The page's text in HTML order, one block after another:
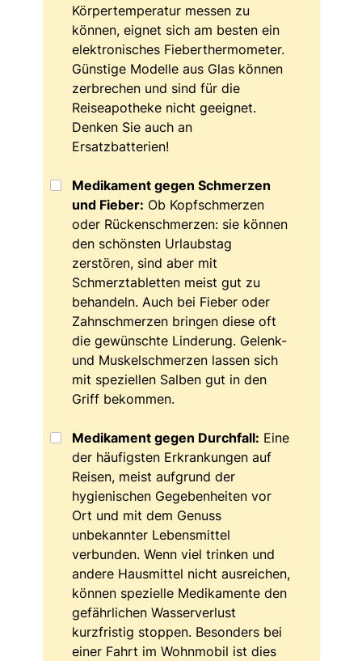
Körpertemperatur messen zu
können, eignet sich am besten ein
elektronisches Fieberthermometer.
Günstige Modelle aus Glas können
zerbrechen und sind für die
Reiseapotheke nicht geeignet.
Denken Sie auch an
Ersatzbatterien!
Medikament gegen Schmerzen
und Fieber: Ob Kopfschmerzen
oder Rückenschmerzen: sie können
den schönsten Urlaubstag
zerstören, sind aber mit
Schmerztabletten meist gut zu
behandeln. Auch bei Fieber oder
Zahnschmerzen bringen diese oft
die gewünschte Linderung. Gelenk-
und Muskelschmerzen lassen sich
mit speziellen Salben gut in den
Griff bekommen.
Medikament gegen Durchfall: Eine
der häufigsten Erkrankungen auf
Reisen, meist aufgrund der
hygienischen Gegebenheiten vor
Ort und mit dem Genuss
unbekannter Lebensmittel
verbunden. Wenn viel trinken und
andere Hausmittel nicht ausreichen,
können spezielle Medikamente den
gefährlichen Wasserverlust
kurzfristig stoppen. Besonders bei
einer Fahrt im Wohnmobil ist dies